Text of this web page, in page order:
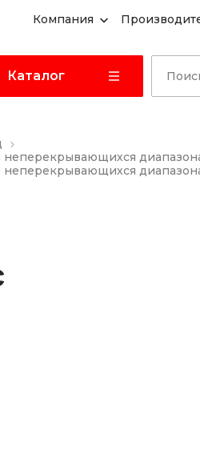
Компания
Каталог
неперекрывающихся